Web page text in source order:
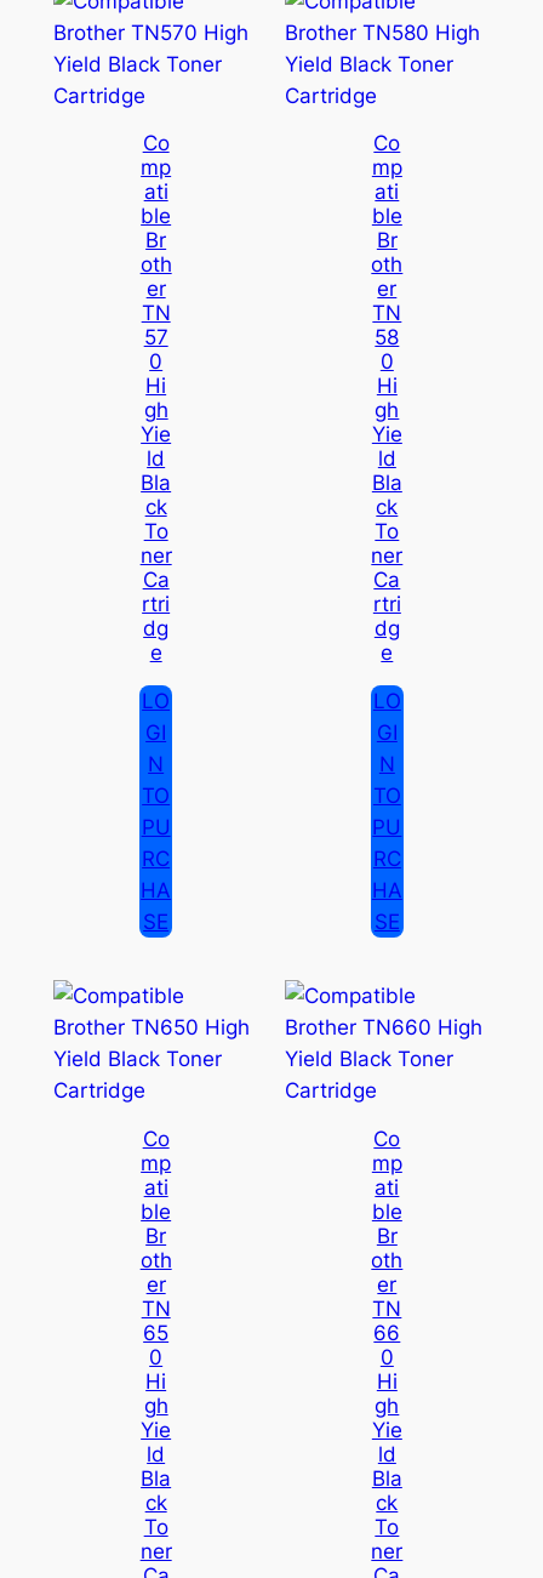
Co
Mp
Ati
Ble
Br
Oth
Er
TN
57
0
Hi
Gh
Yie
Ld
Bla
Ck
To
Ner
Ca
Rtri
Dg
E
LO
GI
N
TO
PU
RC
HA
SE
Co
Mp
Ati
Ble
Br
Oth
Er
TN
58
0
Hi
Gh
Yie
Ld
Bla
Ck
To
Ner
Ca
Rtri
Dg
E
LO
GI
N
TO
PU
RC
HA
SE
Co
Mp
Ati
Ble
Br
Oth
Er
TN
65
0
Hi
Gh
Yie
Ld
Bla
Ck
To
Ner
Co
Mp
Ati
Ble
Br
Oth
Er
TN
66
0
Hi
Gh
Yie
Ld
Bla
Ck
To
Ner